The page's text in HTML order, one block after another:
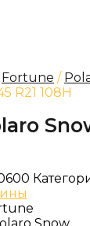
Fortune /
R21 108H